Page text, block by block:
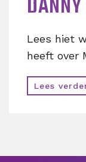
Lees hiet
heeft over
Lees